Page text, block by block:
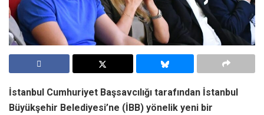
İstanbul Cumhuriyet Başsavcılığı tarafından İstanbul
Büyükşehir Belediyesi’ne (İBB) yönelik yeni bir